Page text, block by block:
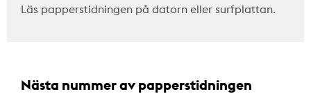
Läs papperstidningen på datorn eller surfplattan.
Nästa nummer av papperstidningen